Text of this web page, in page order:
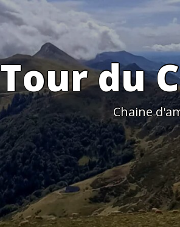
Tour du
Chaine